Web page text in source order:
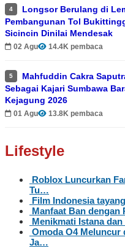
4
Longsor Berulang di
Pembangunan Tol
Sicincin Dinilai Mendesak
02 Agu 14.4K pembaca
5
Mahfuddin Cakra
Sebagai Kajari Sumbawa
Kejagung 2026
01 Agu 13.8K pembaca
Lifestyle
Roblox Luncurkan
Tu…
Film Indonesia
Manfaat Ban
Menikmati Istana
Omoda O4 Meluncur
Ja…